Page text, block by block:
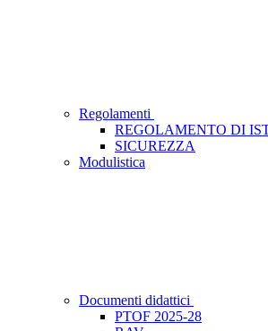
Regolamenti
REGOLAMENTO DI
SICUREZZA
Modulistica
Documenti didattici
PTOF 2025-28